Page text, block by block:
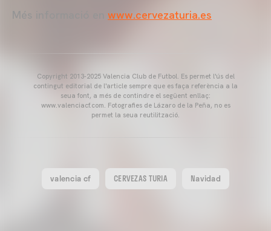
Més informació en www.cervezaturia.es
Copyright 2013-2025 Valencia Club de Futbol. Es permet l'ús del
contingut editorial de l'article sempre que es faça referència a la
seua font, a més de contindre el següent enllaç:
www.valenciacf.com. Fotografies de Lázaro de la Peña, no es
permet la seua reutilització.
valencia cf CERVEZAS TURIA Navidad